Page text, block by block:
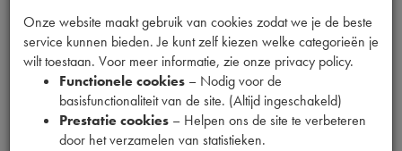
Productnummer
1903004
9,72 (€ 8,03 excl. btw)
Onze website maakt gebruik van cookies zodat we je de beste
service kunnen bieden. Je kunt zelf kiezen welke categorieën je
wilt toestaan. Voor meer informatie, zie onze privacy policy.
Functionele cookies – Nodig voor de
basisfunctionaliteit van de site. (Altijd ingeschakeld)
Prestatie cookies – Helpen ons de site te verbeteren
door het verzamelen van statistieken.